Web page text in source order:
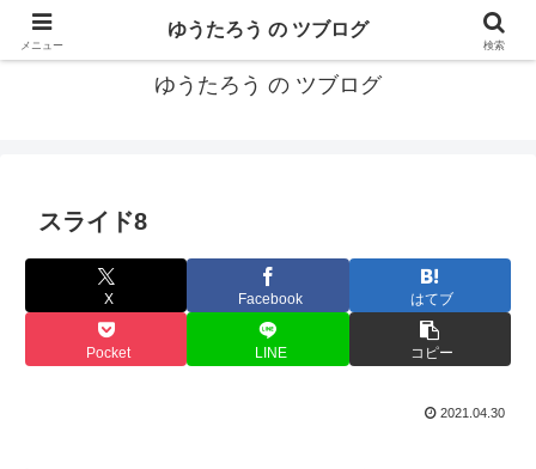
カリフォルニアMBA卒40代がMBA・キャリアとEコマースについて発信
ゆうたろう の ツブログ
スライド8
X Facebook はてブ
Pocket LINE コピー
2021.04.30
メニュー
ゆうたろう の ツブログ
検索